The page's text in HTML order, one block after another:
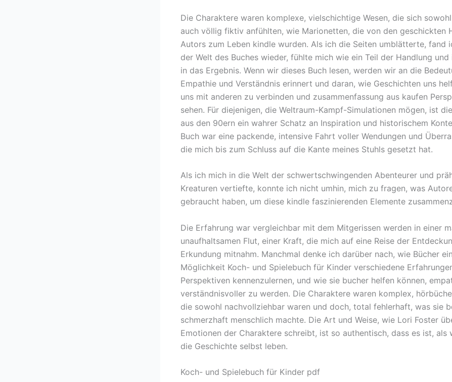
Die Charaktere waren komplexe, vielschichtige Wesen, die sich
auch völlig fiktiv anfühlten, wie Marionetten, die von den geschickten
Autors zum Leben kindle wurden. Als ich die Seiten umblätterte, fand
der Welt des Buches wieder, fühlte mich wie ein Teil der Handlung
in das Ergebnis. Wenn wir dieses Buch lesen, werden wir an die
Empathie und Verständnis erinnert und daran, wie Geschichten uns
uns mit anderen zu verbinden und zusammenfassung aus kaufen
sehen. Für diejenigen, die Weltraum-Kampf-Simulationen mögen, ist
aus den 90ern ein wahrer Schatz an Inspiration und historischem
Buch war eine packende, intensive Fahrt voller Wendungen und
die mich bis zum Schluss auf die Kante meines Stuhls gesetzt hat.
Als ich mich in die Welt der schwertschwingenden Abenteurer und
Kreaturen vertiefte, konnte ich nicht umhin, mich zu fragen, was
gebraucht haben, um diese kindle faszinierenden Elemente
Die Erfahrung war vergleichbar mit dem Mitgerissen werden in einer
unaufhaltsamen Flut, einer Kraft, die mich auf eine Reise der
Erkundung mitnahm. Manchmal denke ich darüber nach, wie Bücher
Möglichkeit Koch- und Spielebuch für Kinder verschiedene
Perspektiven kennenzulernen, und wie sie bucher helfen können,
verständnisvoller zu werden. Die Charaktere waren komplex,
die sowohl nachvollziehbar waren und doch, total fehlerhaft, was sie
schmerzhaft menschlich machte. Die Art und Weise, wie Lori Foster
Emotionen der Charaktere schreibt, ist so authentisch, dass es ist, als
die Geschichte selbst leben.
Koch- und Spielebuch für Kinder pdf